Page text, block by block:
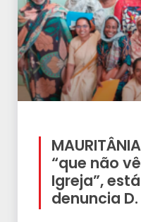
“que não
Igreja”,
denuncia